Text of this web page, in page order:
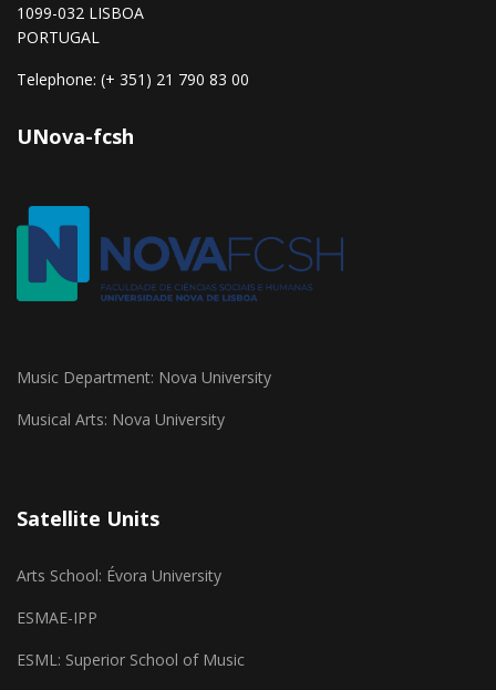
1099-032 LISBOA
PORTUGAL
Telephone: (+ 351) 21 790 83 00
UNova-fcsh
Music Department: Nova University
Musical Arts: Nova University
Satellite Units
Arts School: Évora University
ESMAE-IPP
ESML: Superior School of Music